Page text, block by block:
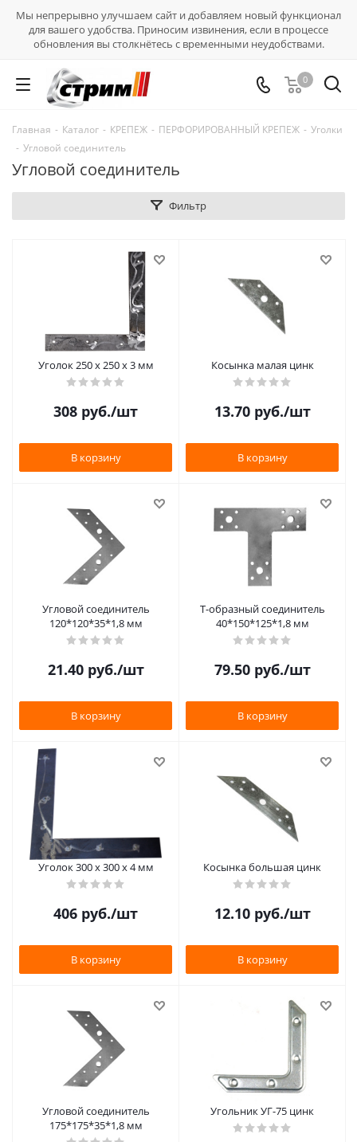
Мы непрерывно улучшаем сайт и добавляем новый функционал
для вашего удобства. Приносим извинения, если в процессе
обновления вы столкнётесь с временными неудобствами.
0
Главная - Каталог - КРЕПЕЖ - ПЕРФОРИРОВАННЫЙ КРЕПЕЖ - Уголки
- Угловой соединитель
Угловой соединитель
Фильтр
Уголок 250 х 250 х 3 мм
308 руб./шт
В корзину
Косынка малая цинк
13.70руб./шт
В корзину
Угловой соединитель
120*120*35*1,8 мм
21.40руб./шт
В корзину
Т-образный соединитель
40*150*125*1,8 мм
79.50руб./шт
В корзину
Уголок 300 х 300 х 4 мм
406 руб./шт
В корзину
Косынка большая цинк
12.10руб./шт
В корзину
Угловой соединитель
175*175*35*1,8 мм
Угольник УГ-75 цинк